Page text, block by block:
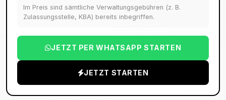
Im Preis sind sämtliche Verwaltungsgebühren (z. B.
Zulassungsstelle, KBA) bereits inbegriffen.
JETZT PER WHATSAPP STARTEN
JETZT STARTEN